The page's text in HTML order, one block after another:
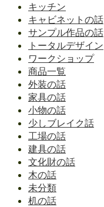
キッチン
キャビネットの話
サンプル作品の話
トータルデザイン
ワークショップ
商品一覧
外装の話
家具の話
小物の話
少しブレイク話
工場の話
建具の話
文化財の話
木の話
未分類
机の話